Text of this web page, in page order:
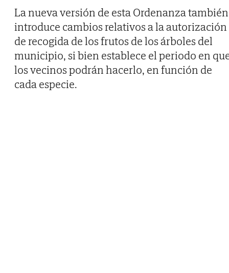
La nueva versión de esta Ordenanza también
introduce cambios relativos a la autorización
de recogida de los frutos de los árboles del
municipio, si bien establece el periodo en
los vecinos podrán hacerlo, en función de
cada especie.